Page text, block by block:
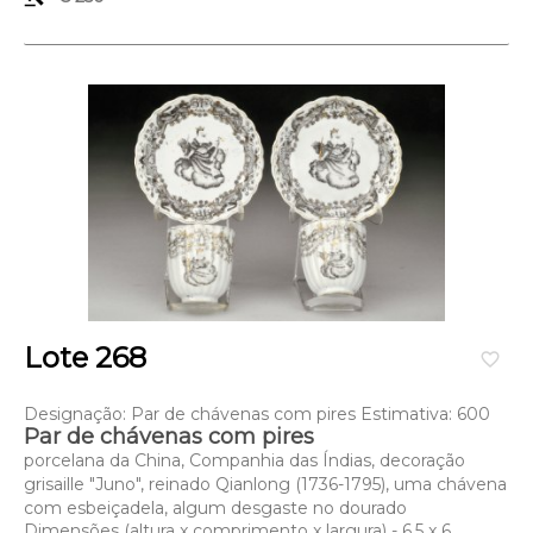
favorite_border
Lote 268
Designação: Par de chávenas com pires Estimativa: 600
Par de chávenas com pires
porcelana da China, Companhia das Índias, decoração
grisaille "Juno", reinado Qianlong (1736-1795), uma chávena
com esbeiçadela, algum desgaste no dourado